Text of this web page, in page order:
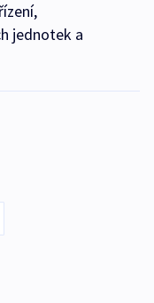
jednotek a